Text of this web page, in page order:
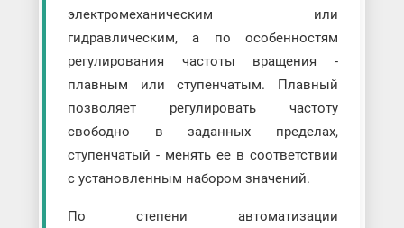
электромеханическим или
гидравлическим, а по особенностям
регулирования частоты вращения -
плавным или ступенчатым. Плавный
позволяет регулировать частоту
свободно в заданных пределах,
ступенчатый - менять ее в соответствии
с установленным набором значений.
По степени автоматизации